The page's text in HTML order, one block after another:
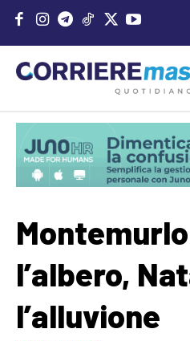
l’albero,
l’alluvione